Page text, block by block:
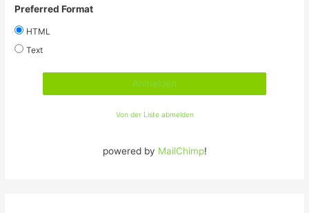
Preferred Format
HTML
Text
Von der Liste abmelden
powered by MailChimp!